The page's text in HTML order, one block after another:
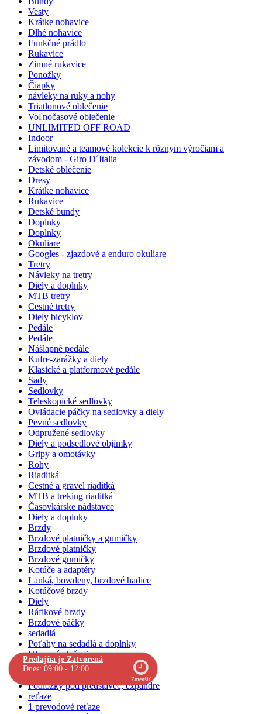
Vesty
Krátke nohavice
Dlhé nohavice
Funkčné prádlo
Rukavice
Zimné rukavice
Ponožky
Čiapky
návleky na ruky a nohy
Triatlonové oblečenie
Voľnočasové oblečenie
UNLIMITED OFF ROAD
Indoor
Limitované a teamové kolekcie k rôznym výročiam a
závodom - Giro D´Italia
Detské oblečenie
Dresy
Krátke nohavice
Rukavice
Detské bundy
Doplnky
Doplnky
Okuliare
Googles - zjazdové a enduro okuliare
Tretry
Návleky na tretry
Diely a doplnky
MTB tretry
Cestné tretry
Diely bicyklov
Pedále
Pedále
Nášlapné pedále
Kufre-zarážky a diely
Klasické a platformové pedále
Sady
Sedlovky
Teleskopické sedlovky
Ovládacie páčky na sedlovky a diely
Pevné sedlovky
Odpružené sedlovky
Diely a podsedlové objímky
Gripy a omotávky
Rohy
Riaditká
Cestné a gravel riaditká
MTB a treking riaditká
Časovkárske nádstavce
Diely a doplnky
Brzdy
Brzdové platničky a gumičky
Brzdové platničky
Brzdové gumičky
Kotúče a adaptéry
Lanká, bowdeny, brzdové hadice
Kotúčové brzdy
Diely
Ráfikové brzdy
Brzdové páčky
sedadlá
Poťahy na sedadlá a doplnky
Hlavové zloženia
Stredové zloženia
Predstavce
Podložky pod predstavec, expandre
reťaze
1 prevodové reťaze
Predajňa je Zatvorená
Dnes: 09:00 - 12:00
Zmenšiť